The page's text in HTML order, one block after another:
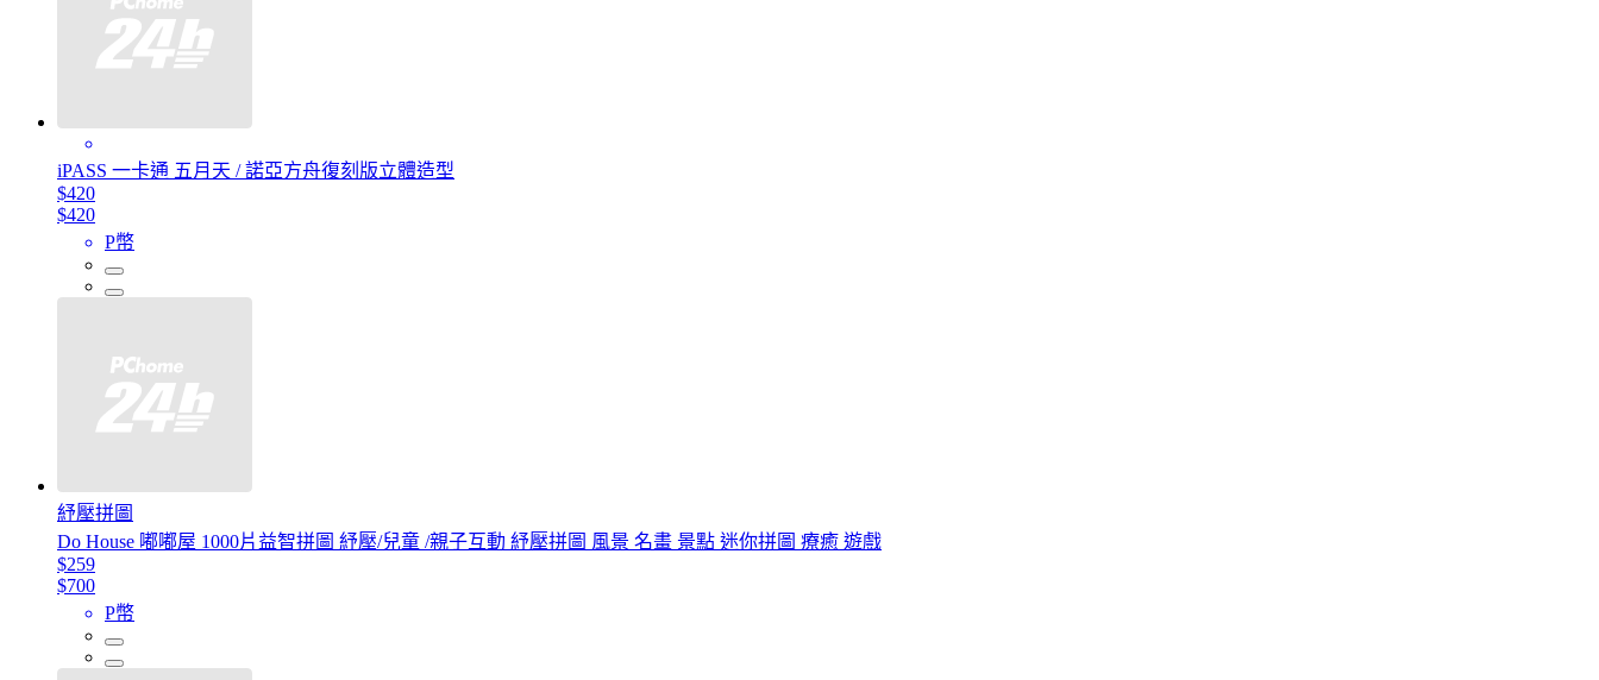
iPASS 一卡通 五月天 / 諾亞方舟復刻版立體造型
$420
$420
P幣
紓壓拼圖
Do House 嘟嘟屋 1000片益智拼圖 紓壓/兒童 /親子互動 紓壓拼圖 風景 名畫 景點 迷你拼圖 療癒 遊戲
$259
$700
P幣